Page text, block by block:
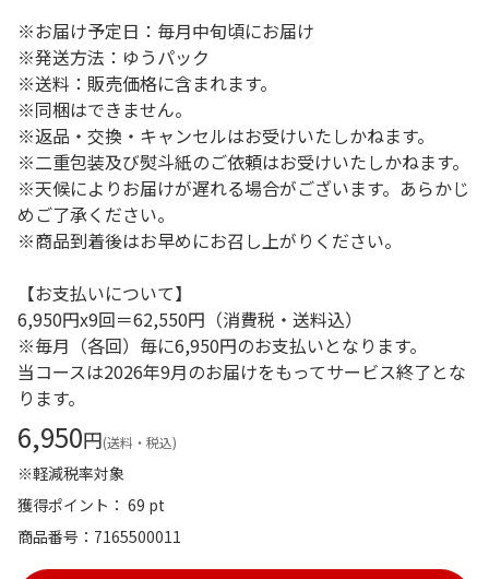
※お届け予定日：毎月中旬頃にお届け
※発送方法：ゆうパック
※送料：販売価格に含まれます。
※同梱はできません。
※返品・交換・キャンセルはお受けいたしかねます。
※二重包装及び熨斗紙のご依頼はお受けいたしかねます。
※天候によりお届けが遅れる場合がございます。あらかじ
めご了承ください。
※商品到着後はお早めにお召し上がりください。
【お支払いについて】
6,950円x9回＝62,550円（消費税・送料込）
※毎月（各回）毎に6,950円のお支払いとなります。
当コースは2026年9月のお届けをもってサービス終了とな
ります。
6,950円(送料・税込)
※軽減税率対象
獲得ポイント： 69 pt
商品番号
7165500011